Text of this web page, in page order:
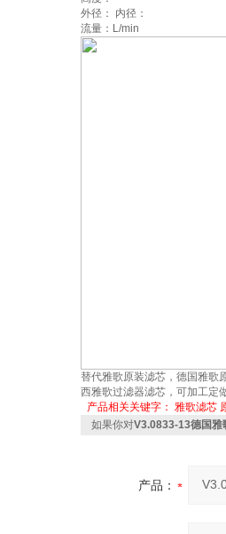
外径： 内径：
流量：L/min
替代雅歌原装滤芯，德国雅歌
西雅歌过滤器滤芯，可加工定
产品相关关键字： 雅歌滤芯
如果你对V3.0833-13德国
产品：